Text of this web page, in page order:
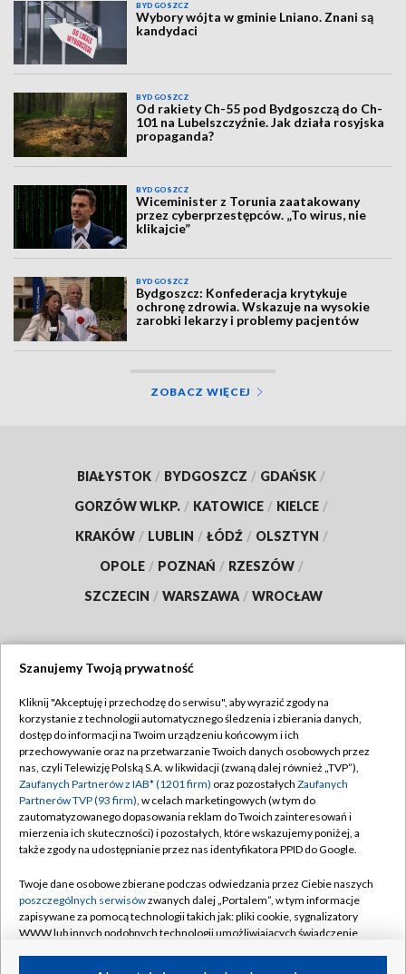
BYDGOSZCZ
Wybory wójta w gminie Lniano. Znani są
kandydaci
BYDGOSZCZ
Od rakiety Ch-55 pod Bydgoszczą do Ch-
101 na Lubelszczyźnie. Jak działa rosyjska
propaganda?
BYDGOSZCZ
Wiceminister z Torunia zaatakowany
przez cyberprzestępców. „To wirus, nie
klikajcie”
BYDGOSZCZ
Bydgoszcz: Konfederacja krytykuje
ochronę zdrowia. Wskazuje na wysokie
zarobki lekarzy i problemy pacjentów
ZOBACZ WIĘCEJ
BIAŁYSTOK / BYDGOSZCZ / GDAŃSK /
GORZÓW WLKP. / KATOWICE / KIELCE /
KRAKÓW / LUBLIN / ŁÓDŹ / OLSZTYN /
OPOLE / POZNAŃ / RZESZÓW /
SZCZECIN / WARSZAWA / WROCŁAW
TVP
Abonament TVP
Emisja w TVP
Centrum informacji TVP
Naziemna Telewizja Cyfrowa
Rada Programowa
System NOS
Informacje o nadawcy
Regulamin TVP
Polityka prywatności
Moje zgody
Pomoc
Kontakt
Kanały
Szanujemy Twoją prywatność
Kliknij "Akceptuję i przechodzę do serwisu", aby wyrazić zgody na
korzystanie z technologii automatycznego śledzenia i zbierania danych,
dostęp do informacji na Twoim urządzeniu końcowym i ich
przechowywanie oraz na przetwarzanie Twoich danych osobowych przez
nas, czyli Telewizję Polską S.A. w likwidacji (zwaną dalej również „TVP”),
Zaufanych Partnerów z IAB* (1201 firm) oraz pozostałych Zaufanych
Partnerów TVP (93 firm), w celach marketingowych (w tym do
zautomatyzowanego dopasowania reklam do Twoich zainteresowań i
mierzenia ich skuteczności) i pozostałych, które wskazujemy poniżej, a
także zgody na udostępnianie przez nas identyfikatora PPID do Google.
Twoje dane osobowe zbierane podczas odwiedzania przez Ciebie naszych
poszczególnych serwisówzwanych dalej „Portalem”, w tym informacje
zapisywane za pomocą technologii takich jak: pliki cookie, sygnalizatory
WWW lub innych podobnych technologii umożliwiających świadczenie